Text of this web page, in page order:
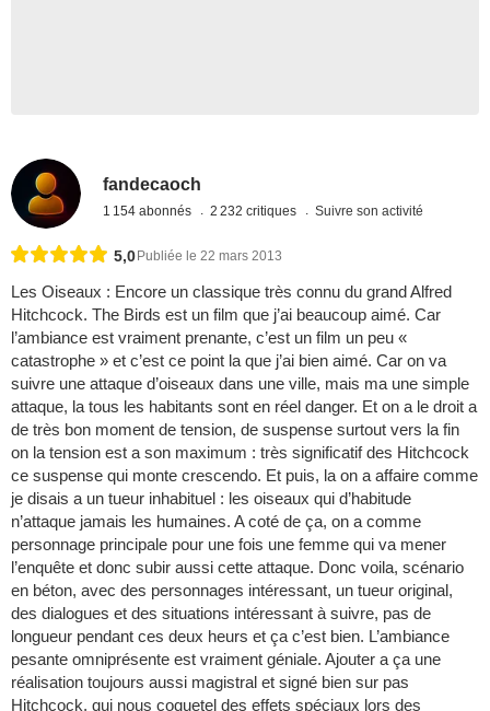
fandecaoch
1 154 abonnés 2 232 critiques Suivre son activité
5,0 Publiée le 22 mars 2013
Les Oiseaux : Encore un classique très connu du grand Alfred
Hitchcock. The Birds est un film que j’ai beaucoup aimé. Car
l’ambiance est vraiment prenante, c’est un film un peu «
catastrophe » et c’est ce point la que j’ai bien aimé. Car on va
suivre une attaque d’oiseaux dans une ville, mais ma une simple
attaque, la tous les habitants sont en réel danger. Et on a le droit a
de très bon moment de tension, de suspense surtout vers la fin
on la tension est a son maximum : très significatif des Hitchcock
ce suspense qui monte crescendo. Et puis, la on a affaire comme
je disais a un tueur inhabituel : les oiseaux qui d’habitude
n’attaque jamais les humaines. A coté de ça, on a comme
personnage principale pour une fois une femme qui va mener
l’enquête et donc subir aussi cette attaque. Donc voila, scénario
en béton, avec des personnages intéressant, un tueur original,
des dialogues et des situations intéressant à suivre, pas de
longueur pendant ces deux heurs et ça c’est bien. L’ambiance
pesante omniprésente est vraiment géniale. Ajouter a ça une
réalisation toujours aussi magistral et signé bien sur pas
Hitchcock, qui nous coquetel des effets spéciaux lors des